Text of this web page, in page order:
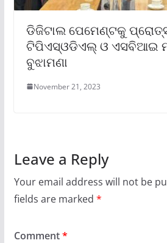
ଡିଜିଟାଲ ପେମେଣ୍ଟକୁ
ଟିପିଏସ୍ଓଡିଏଲ୍ ଓ ଏସବିଆଇ
ବୁଝାମଣା
November 21, 2023
Leave a Reply
Your email address will not be
fields are marked *
Comment*